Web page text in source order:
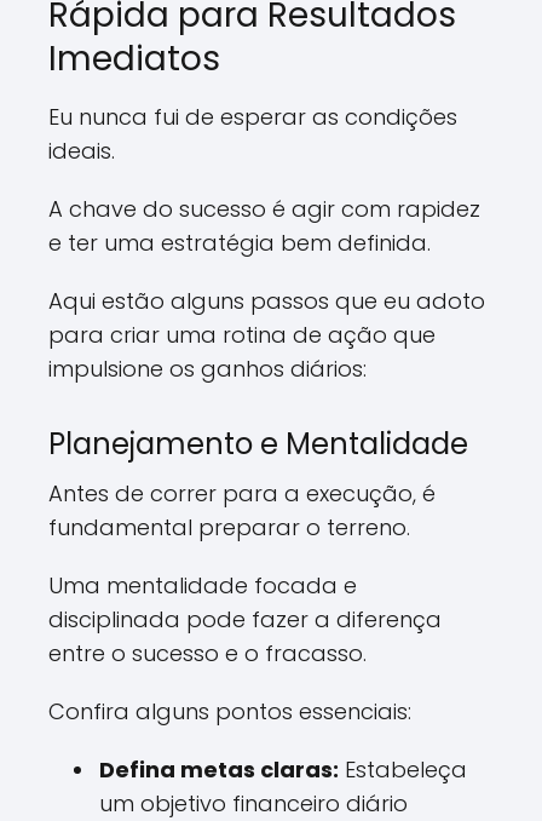
Rápida para Resultados
Imediatos
Eu nunca fui de esperar as condições
ideais.
A chave do sucesso é agir com rapidez
e ter uma estratégia bem definida.
Aqui estão alguns passos que eu adoto
para criar uma rotina de ação que
impulsione os ganhos diários:
Planejamento e Mentalidade
Antes de correr para a execução, é
fundamental preparar o terreno.
Uma mentalidade focada e
disciplinada pode fazer a diferença
entre o sucesso e o fracasso.
Confira alguns pontos essenciais:
Defina metas claras: Estabeleça
um objetivo financeiro diário